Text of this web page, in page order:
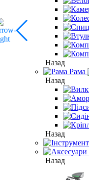
Назад
Рама
Назад
Назад
Назад